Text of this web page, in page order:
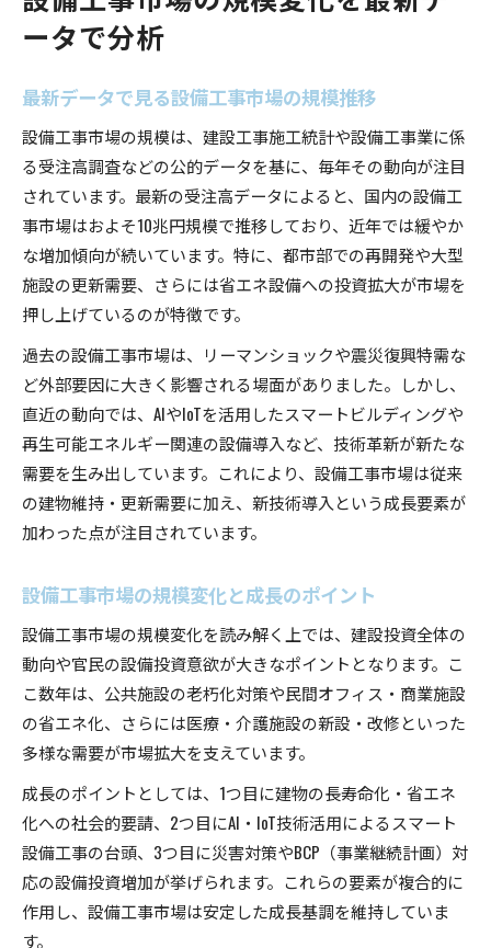
ータで分析
最新データで見る設備工事市場の規模推移
設備工事市場の規模は、建設工事施工統計や設備工事業に係
る受注高調査などの公的データを基に、毎年その動向が注目
されています。最新の受注高データによると、国内の設備工
事市場はおよそ10兆円規模で推移しており、近年では緩やか
な増加傾向が続いています。特に、都市部での再開発や大型
施設の更新需要、さらには省エネ設備への投資拡大が市場を
押し上げているのが特徴です。
過去の設備工事市場は、リーマンショックや震災復興特需な
ど外部要因に大きく影響される場面がありました。しかし、
直近の動向では、AIやIoTを活用したスマートビルディングや
再生可能エネルギー関連の設備導入など、技術革新が新たな
需要を生み出しています。これにより、設備工事市場は従来
の建物維持・更新需要に加え、新技術導入という成長要素が
加わった点が注目されています。
設備工事市場の規模変化と成長のポイント
設備工事市場の規模変化を読み解く上では、建設投資全体の
動向や官民の設備投資意欲が大きなポイントとなります。こ
こ数年は、公共施設の老朽化対策や民間オフィス・商業施設
の省エネ化、さらには医療・介護施設の新設・改修といった
多様な需要が市場拡大を支えています。
成長のポイントとしては、1つ目に建物の長寿命化・省エネ
化への社会的要請、2つ目にAI・IoT技術活用によるスマート
設備工事の台頭、3つ目に災害対策やBCP（事業継続計画）対
応の設備投資増加が挙げられます。これらの要素が複合的に
作用し、設備工事市場は安定した成長基調を維持していま
す。